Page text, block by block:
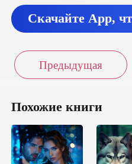
Скачайте App,
Предыдущая
Похожие книги